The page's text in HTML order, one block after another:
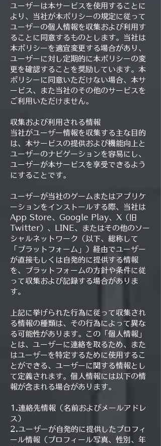
ユーザーは本サービスを使用することに
より、当社が本ポリシーの規定に従って
ユーザーの個人情報を収集および利用す
ることに同意するものとします。当社は
本ポリシーを適宜変更する場合があり、
ユーザーに対し定期的に本ポリシーの変
更を確認することを奨励しています。本
ポリシーに同意いただけない場合、本サ
ービス、また当社のその他のサービスを
ご利用いただけません。
収集および利用される情報
当社がユーザー情報を収集する主な目的
は、本サービスの提供および機能向上と
ユーザーのナビゲーションを容易にし、
ユーザーが本サービスを享受できるよう
にすることです。
ユーザーが当社のゲームまたはアプリケ
ーションをインストールする際、当社は
App Store、Google Play、X（旧
Twitter）、LINE、またはその他のソー
シャルネットワーク（以下、総称して
「プラットフォーム」）経由でユーザー
が直接もしくは自発的に提供する情報
を、プラットフォームの方針や条件に従
って収集および記録する場合がありま
す。
上記に挙げられた行為に従って収集され
る情報の種類は、その行為によって異な
る可能性があります。この「個人情報」
とは、ユーザーに連絡を取るため、また
はユーザーを特定するために使用するこ
とができる、ユーザーに関する情報とし
て定義されます。個人情報には以下の情
報が含まれる場合があります。
1.連絡先情報（名前およびメールアドレ
ス）
2.ユーザーが自発的に提供したプロフィ
ール情報（プロフィール写真、性別、年